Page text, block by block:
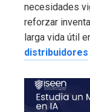
necesidades
reforzar
larga vida útil
distribuidores